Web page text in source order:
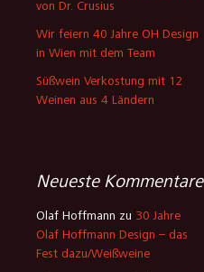
von Dr. Crusius
Wir feiern 40 Jahre OH Design
in Wien mit dem Team
Süßwein Verkostung mit 12
Weinen aus 4 Ländern
Neueste Kommentare
Olaf Hoffmann zu 30 Jahre
Olaf Hoffmann Design – das
Fest dazu/Weißweine